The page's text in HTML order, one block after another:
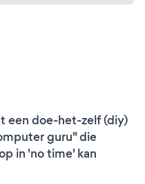
een doe-het-zelf (diy)
guru" die
in 'no time' kan